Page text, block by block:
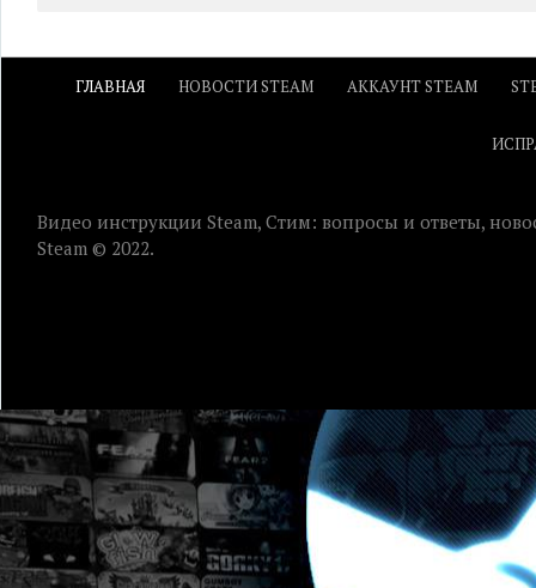
ГЛАВНАЯ НОВОСТИ STEAM АККАУНТ STEAM
Видео инструкции Steam, Стим: вопросы и ответы,
Steam © 2022.